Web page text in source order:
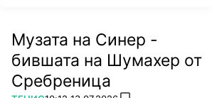
Музата на Синер -
бившата на Шумахер от
Сребреница